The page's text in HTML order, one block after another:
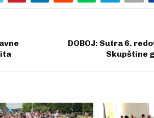
DOBOJ: Sutra 6.
Skupštine